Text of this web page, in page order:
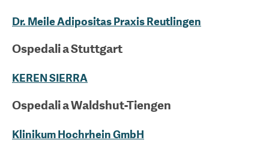
Dr. Meile Adipositas Praxis Reutlingen
Ospedali aStuttgart
KEREN SIERRA
Ospedali aWaldshut-Tiengen
Klinikum Hochrhein GmbH